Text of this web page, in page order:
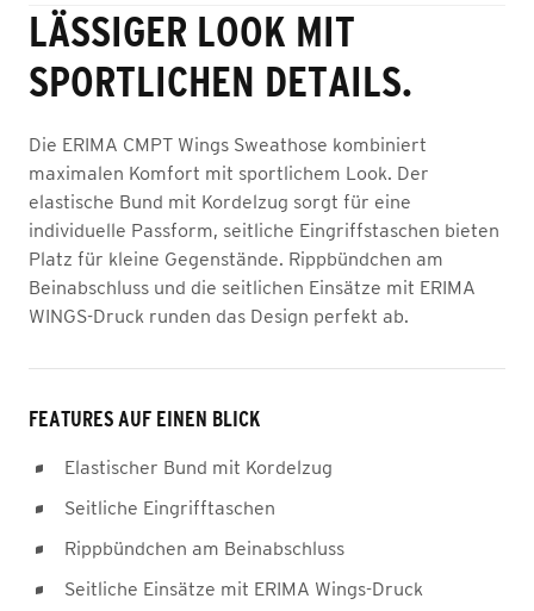
LÄSSIGER LOOK MIT
SPORTLICHEN DETAILS.
Die ERIMA CMPT Wings Sweathose kombiniert
maximalen Komfort mit sportlichem Look. Der
elastische Bund mit Kordelzug sorgt für eine
individuelle Passform, seitliche Eingriffstaschen bieten
Platz für kleine Gegenstände. Rippbündchen am
Beinabschluss und die seitlichen Einsätze mit ERIMA
WINGS-Druck runden das Design perfekt ab.
FEATURES AUF EINEN BLICK
Elastischer Bund mit Kordelzug
Seitliche Eingrifftaschen
Rippbündchen am Beinabschluss
Seitliche Einsätze mit ERIMA Wings-Druck